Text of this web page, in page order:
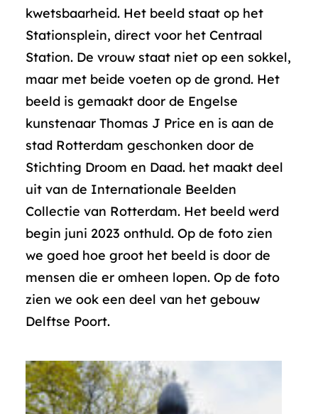
kwetsbaarheid. Het beeld staat op het
Stationsplein, direct voor het Centraal
Station. De vrouw staat niet op een sokkel,
maar met beide voeten op de grond. Het
beeld is gemaakt door de Engelse
kunstenaar Thomas J Price en is aan de
stad Rotterdam geschonken door de
Stichting Droom en Daad. het maakt deel
uit van de Internationale Beelden
Collectie van Rotterdam. Het beeld werd
begin juni 2023 onthuld. Op de foto zien
we goed hoe groot het beeld is door de
mensen die er omheen lopen. Op de foto
zien we ook een deel van het gebouw
Delftse Poort.